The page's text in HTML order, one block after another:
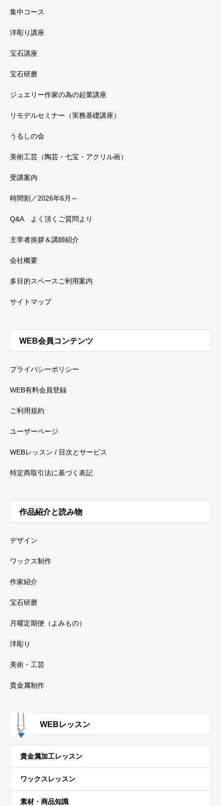
集中コース
洋彫り講座
宝石講座
宝石研磨
ジュエリー作家の為の起業講座
リモデルセミナー（実務基礎講座）
うるしの会
美術工芸（陶芸・七宝・アクリル画）
受講案内
時間割／2026年6月～
Q&A よく頂くご質問より
主宰者挨拶＆講師紹介
会社概要
多目的スペースご利用案内
サイトマップ
WEB会員コンテンツ
プライバシーポリシー
WEB有料会員登録
ご利用規約
ユーザーページ
WEBレッスン / 目次とサービス
特定商取引法に基づく表記
作品紹介と読み物
デザイン
ワックス制作
作家紹介
宝石研磨
月曜定期便（よみもの）
洋彫り
美術・工芸
貴金属制作
WEBレッスン
貴金属加工レッスン
ワックスレッスン
素材・商品知識